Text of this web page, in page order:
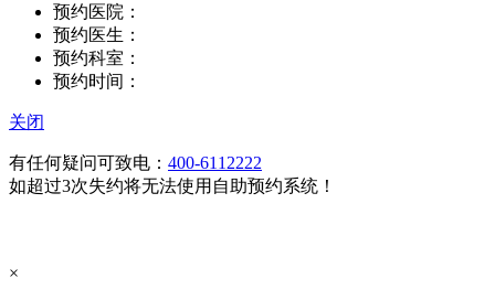
预约医院：
预约医生：
预约科室：
预约时间：
关闭
有任何疑问可致电： 400-6112222
如超过3次失约将无法使用自助预约系统！
×